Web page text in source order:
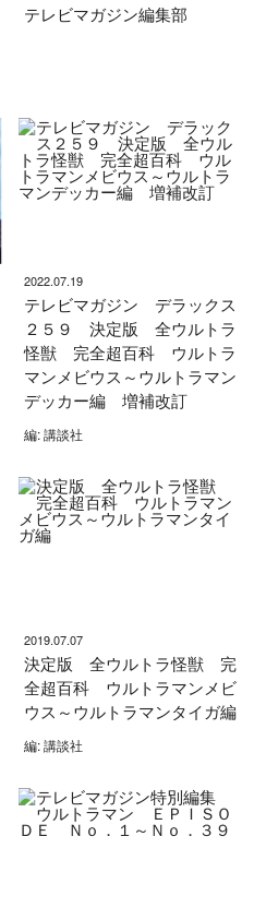
テレビマガジン編集部
2022.07.19
テレビマガジン デラックス
２５９ 決定版 全ウルトラ
怪獣 完全超百科 ウルトラ
マンメビウス～ウルトラマン
デッカー編 増補改訂
編: 講談社
2019.07.07
決定版 全ウルトラ怪獣 完
全超百科 ウルトラマンメビ
ウス～ウルトラマンタイガ編
編: 講談社